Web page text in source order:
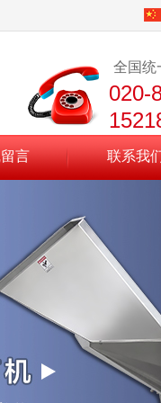
全国统
020-
言 联系我